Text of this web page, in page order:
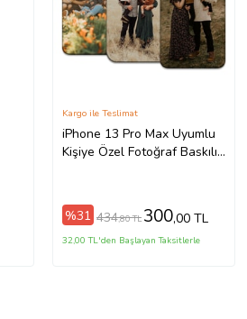
iPhone 13 Pro Max Uyumlu
Kişiye Özel Fotoğraf Baskılı
Kargo ile Teslimat
%31 434,80 TL 300,00 TL
32,00 TL'den Başlayan Taksitlerle